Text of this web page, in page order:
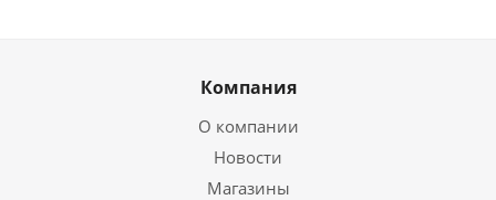
Компания
О компании
Новости
Магазины